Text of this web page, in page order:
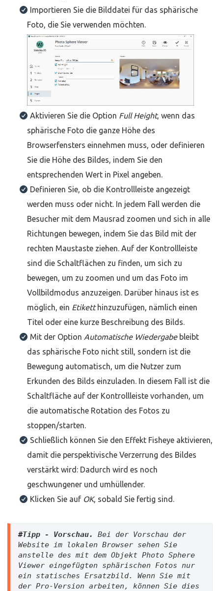
Importieren Sie die Bilddatei für das sphärische
Foto, die Sie verwenden möchten.
Aktivieren Sie die Option Full Height, wenn das
sphärische Foto die ganze Höhe des
Browserfensters einnehmen muss, oder definieren
Sie die Höhe des Bildes, indem Sie den
entsprechenden Wert in Pixel angeben.
Definieren Sie, ob die Kontrollleiste angezeigt
werden muss oder nicht. In jedem Fall werden die
Besucher mit dem Mausrad zoomen und sich in alle
Richtungen bewegen, indem Sie das Bild mit der
rechten Maustaste ziehen. Auf der Kontrollleiste
sind die Schaltflächen zu finden, um sich zu
bewegen, um zu zoomen und um das Foto im
Vollbildmodus anzuzeigen. Darüber hinaus ist es
möglich, ein Etiketthinzuzufügen, nämlich einen
Titel oder eine kurze Beschreibung des Bilds.
Mit der Option Automatische Wiedergabe bleibt
das sphärische Foto nicht still, sondern ist die
Bewegung automatisch, um die Nutzer zum
Erkunden des Bilds einzuladen. In diesem Fall ist die
Schaltfläche auf der Kontrollleiste vorhanden, um
die automatische Rotation des Fotos zu
stoppen/starten.
Schließlich können Sie den Effekt Fisheye aktivieren,
damit die perspektivische Verzerrung des Bildes
verstärkt wird: Dadurch wird es noch
geschwungener und umhüllender.
Klicken Sie auf OK, sobald Sie fertig sind.
#Tipp - Vorschau. Bei der Vorschau der
Website im lokalen Browser sehen Sie
anstelle des mit dem Objekt Photo Sphere
Viewer eingefügten sphärischen Fotos nur
ein statisches Ersatzbild. Wenn Sie mit
der Pro-Version arbeiten, können Sie dies